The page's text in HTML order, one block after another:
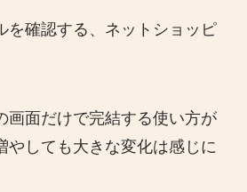
を確認する、ネットショッピ
画面だけで完結する使い方が
やしても大きな変化は感じに